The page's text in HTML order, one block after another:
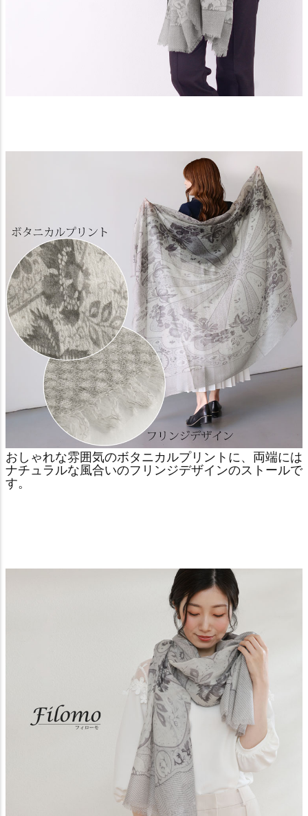
おしゃれな雰囲気のボタニカルプリントに、両端には
ナチュラルな風合いのフリンジデザインのストールで
す。